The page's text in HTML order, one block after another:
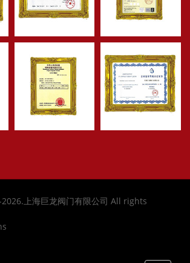
上海巨龙阀门有限公司 All rights